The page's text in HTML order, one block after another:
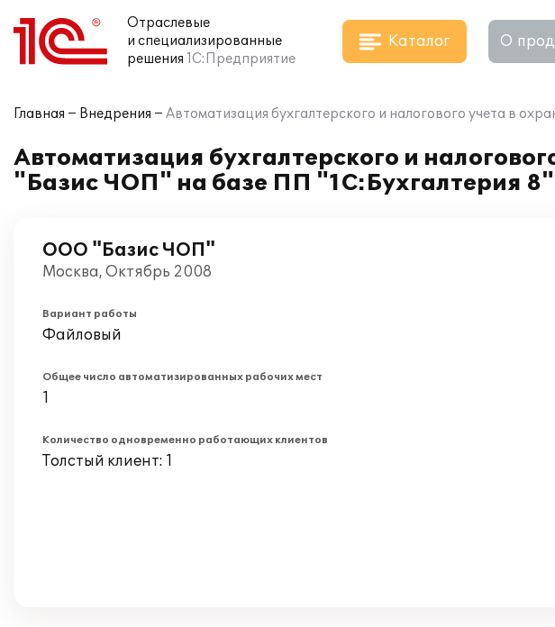
Отраслевые
и специализированные
решения 1С:Предприятие
Каталог О
Главная Внедрения Автоматизация бухгалтерского и налогового учета в
Автоматизация бухгалтерского и
"Базис ЧОП" на базе ПП "1С:Бухгалтерия 8"
ООО "Базис ЧОП"
Москва, Октябрь 2008
Вариант работы
Файловый
Общее число автоматизированных рабочих мест
1
Количество одновременно работающих клиентов
Толстый клиент: 1